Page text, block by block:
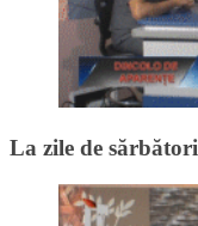
La zile de sărbători